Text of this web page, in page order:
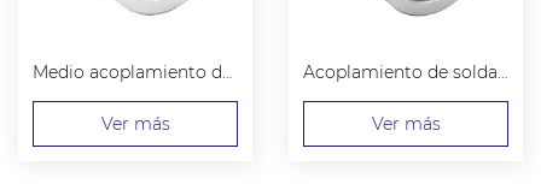
Medio acoplamiento de soldadura por enchufe
Ver más
Acoplamiento de soldadura por enchufe
Ver más